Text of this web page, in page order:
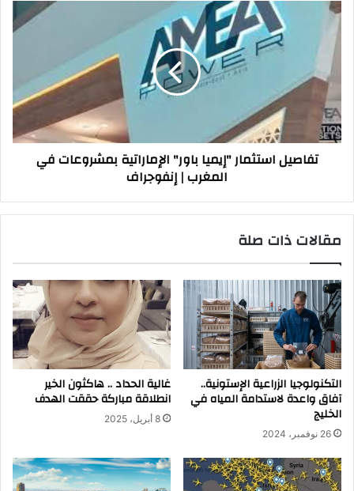
تفاصيل
استثمار
"إيميا
باور"
الإماراتية
بمشروعات
في
المغرب
|
إنفوجراف
تفاصيل استثمار "إيميا باور" الإماراتية بمشروعات في
المغرب | إنفوجراف
مقالات ذات صلة
التكنولوجيا الزراعية الإستونية..
آفاق واعدة لاستدامة المياه في
الخليج
26 نوفمبر، 2024
غالية الحداد .. هاكثون الخير
انطلاقة مباركة حققت الهدف
8 أبريل، 2025